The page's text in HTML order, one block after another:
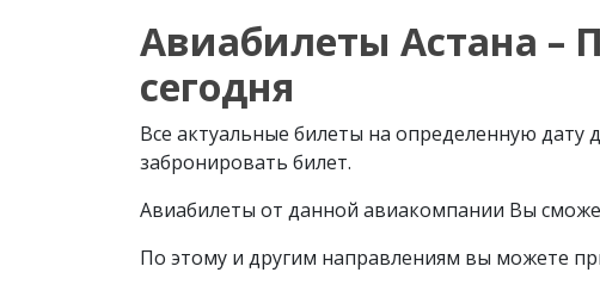
Авиабилеты Астана –
сегодня
Все актуальные билеты на определенную дату
забронировать билет.
Авиабилеты от данной авиакомпании Вы
По этому и другим направлениям вы можете